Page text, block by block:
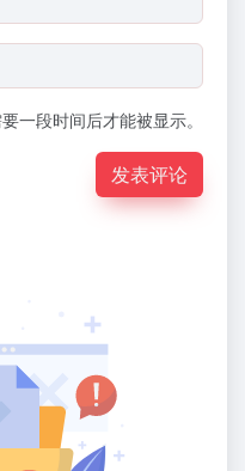
一段时间后才能被显示。
发表评论